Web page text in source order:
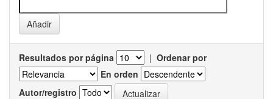
Resultados por página | Ordenar por
En orden
Autor/registro